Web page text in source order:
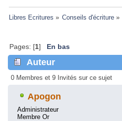
Libres Ecritures » Conseils d'écriture»
Pages: [1] En bas
Auteur
0 Membres et 9 Invités sur ce sujet
Apogon
Administrateur
Membre Or